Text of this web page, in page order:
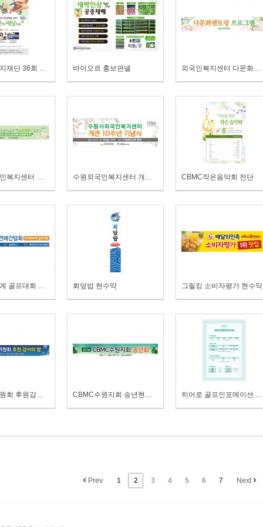
수원중앙복지재단 36회 장애인의날 포스터 바이오르 홍보판넬 외국인복지센터 다문화멘토링 현수막
수윈시외국인복지센터 키르기즈스탄 봄축제 현수막 수원외국인복지센터 개관10주년 현수막 CBMC작은음악회 전단
한국공작기계 골프대회 현수막 회덮밥 현수막 그릴킹 소비자평가 현수막
재가복지위원회 후원감사의밤 현수막 CBMC수원지회 송년현수막 히어로 골프인포메이션 전단
Prev 1 2 3 4 5 6 7 Next